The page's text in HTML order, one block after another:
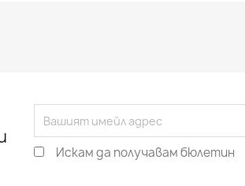
Искам да получавам бюлетин